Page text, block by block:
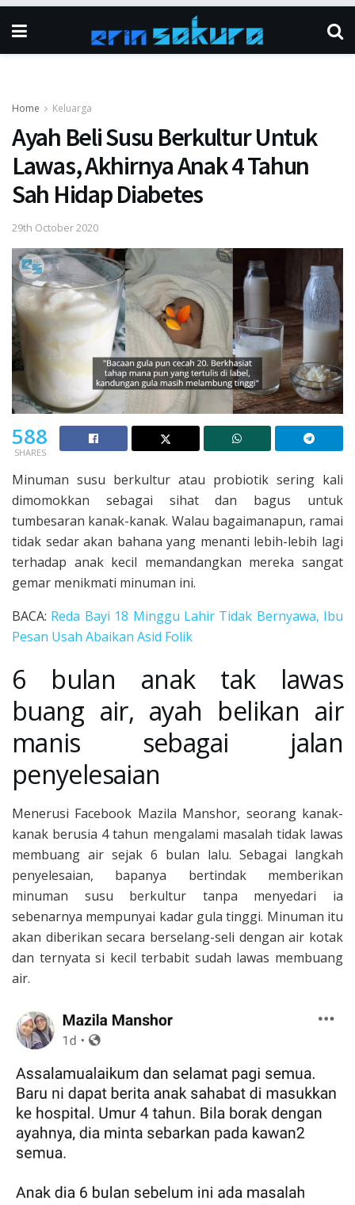
Home Keluarga
Ayah Beli Susu Berkultur Untuk
Lawas, Akhirnya Anak 4 Tahun
Sah Hidap Diabetes
29th October 2020
588
SHARES
Minuman susu berkultur atau probiotik sering kali
dimomokkan sebagai sihat dan bagus untuk
tumbesaran kanak-kanak. Walau bagaimanapun, ramai
tidak sedar akan bahana yang menanti lebih-lebih lagi
terhadap anak kecil memandangkan mereka sangat
gemar menikmati minuman ini.
BACA: Reda Bayi 18 Minggu Lahir Tidak Bernyawa, Ibu
Pesan Usah Abaikan Asid Folik
6 bulan anak tak lawas
buang air, ayah belikan air
manis sebagai jalan
penyelesaian
Menerusi Facebook Mazila Manshor, seorang kanak-
kanak berusia 4 tahun mengalami masalah tidak lawas
membuang air sejak 6 bulan lalu. Sebagai langkah
penyelesaian, bapanya bertindak memberikan
minuman susu berkultur tanpa menyedari ia
sebenarnya mempunyai kadar gula tinggi. Minuman itu
akan diberikan secara berselang-seli dengan air kotak
dan ternyata si kecil terbabit sudah lawas membuang
air.